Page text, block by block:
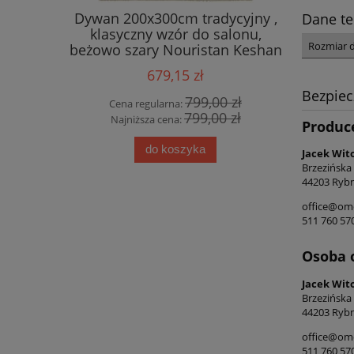
Dywan 200x300cm tradycyjny ,
klasyczny wzór do salonu,
beżowo szary Nouristan Keshan
Diyala
679,15 zł
Cena regularna:799,00 zł
Najniższa cena:799,00 zł
do koszyka
Dywan
Dane
Rozmiar
Jacek
Brzezińska
44203
511 760
Osoba
Jacek
Brzezińska
44203
511 760